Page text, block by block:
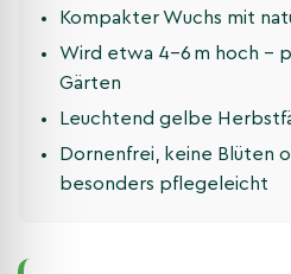
Kompakter Wuchs mit
Wird etwa 4–6 m hoch –
Gärten
Leuchtend gelbe
Dornenfrei, keine Blüten
besonders pflegeleicht